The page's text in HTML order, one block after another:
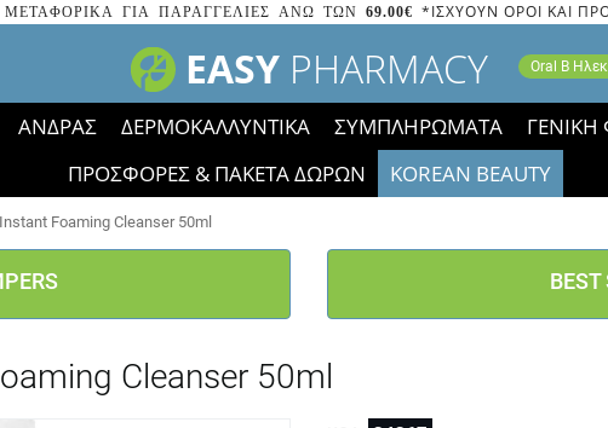
ΓΙΑ ΠΑΡΑΓΓΕΛΙΕΣ ΑΝΩ ΤΩΝ 69.00€ *ΙΣΧΥΟΥΝ ΟΡΟΙ ΚΑΙ
EASY PHARMACY Oral B
ΑΝΔΡΑΣ ΔΕΡΜΟΚΑΛΛΥΝΤΙΚΑ ΣΥΜΠΛΗΡΩΜΑΤΑ ΓΕΝΙΚΗ
ΠΡΟΣΦΟΡΕΣ & ΠΑΚΕΤΑ ΔΩΡΩΝ
KOREAN BEAUTY
2023 τα εικονίδια των εκπτώσεων έφυγαν, οι χαμηλές μας
Foaming Cleanser 50ml
Cleanser 50ml